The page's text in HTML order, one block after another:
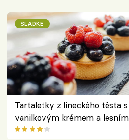
SLADKÉ
Tartaletky z lineckého těsta s
vanilkovým krémem a lesním
ovocem podle Bread Society